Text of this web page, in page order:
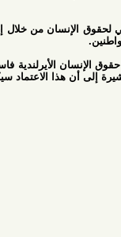
من خلال إغراق
فاستعرضت
الاعتماد سيكون "خرقا